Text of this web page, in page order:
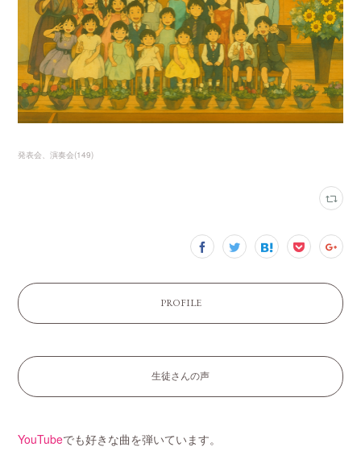
発表会、演奏会(149)
PROFILE
生徒さんの声
YouTubeでも好きな曲を弾いています。